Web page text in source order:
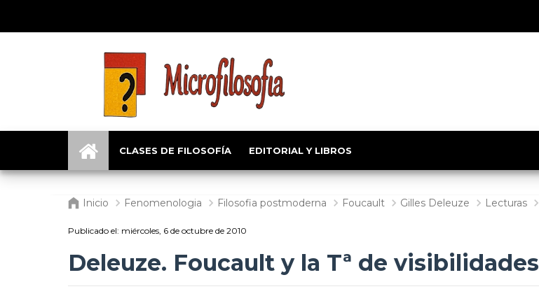
CLASES DE FILOSOFÍA EDITORIAL Y LIBROS
Inicio Fenomenologia Filosofia postmoderna Foucault Gilles Deleuze Lecturas
Publicado el: miércoles, 6 de octubre de 2010
Deleuze. Foucault y la Tª de visibilidades